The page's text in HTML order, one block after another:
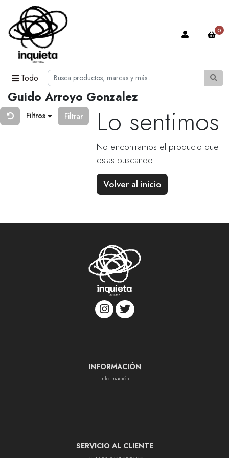
Todo
0
Guido Arroyo Gonzalez
Filtros Filtrar Lo sentimos
No encontramos el producto que
estas buscando
Volver al inicio
INFORMACIÓN
Información
SERVICIO AL CLIENTE